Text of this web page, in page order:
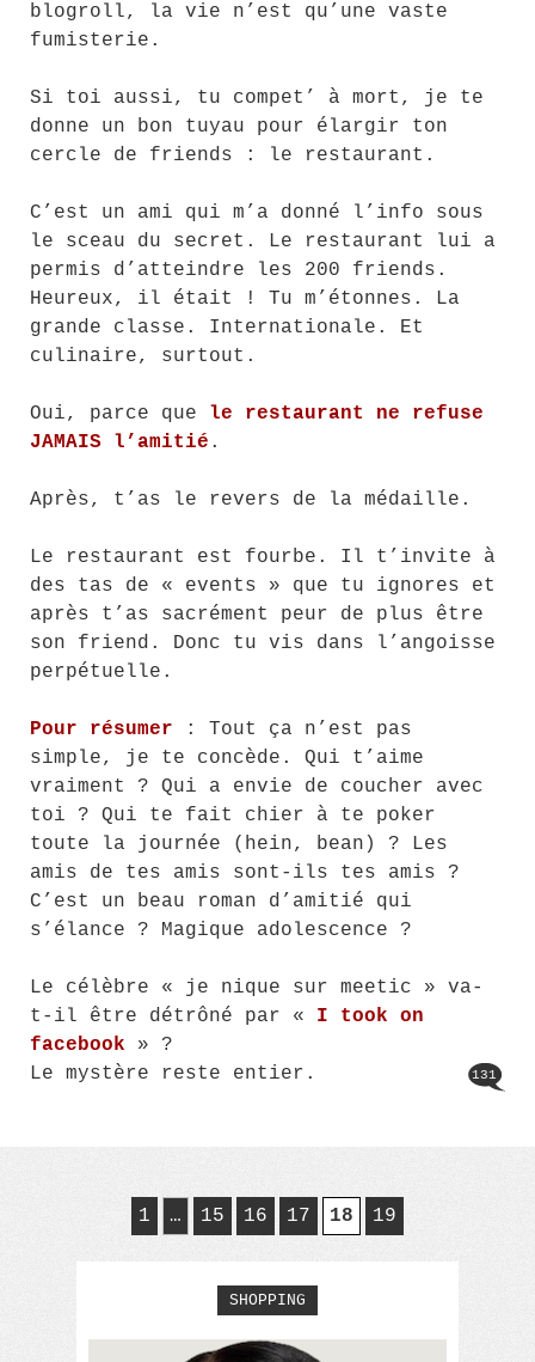
blogroll, la vie n’est qu’une vaste
fumisterie.
Si toi aussi, tu compet’ à mort, je te
donne un bon tuyau pour élargir ton
cercle de friends : le restaurant.
C’est un ami qui m’a donné l’info sous
le sceau du secret. Le restaurant lui a
permis d’atteindre les 200 friends.
Heureux, il était ! Tu m’étonnes. La
grande classe. Internationale. Et
culinaire, surtout.
Oui, parce que le restaurant ne refuse
JAMAIS l’amitié .
Après, t’as le revers de la médaille.
Le restaurant est fourbe. Il t’invite à
des tas de « events » que tu ignores et
après t’as sacrément peur de plus être
son friend. Donc tu vis dans l’angoisse
perpétuelle.
Pour résumer : Tout ça n’est pas
simple, je te concède. Qui t’aime
vraiment ? Qui a envie de coucher avec
toi ? Qui te fait chier à te poker
toute la journée (hein, bean) ? Les
amis de tes amis sont-ils tes amis ?
C’est un beau roman d’amitié qui
s’élance ? Magique adolescence ?
Le célèbre « je nique sur meetic » va-
t-il être détrôné par « I took on
facebook » ?
Le mystère reste entier.
131
1 … 15 16 17 18 19
SHOPPING